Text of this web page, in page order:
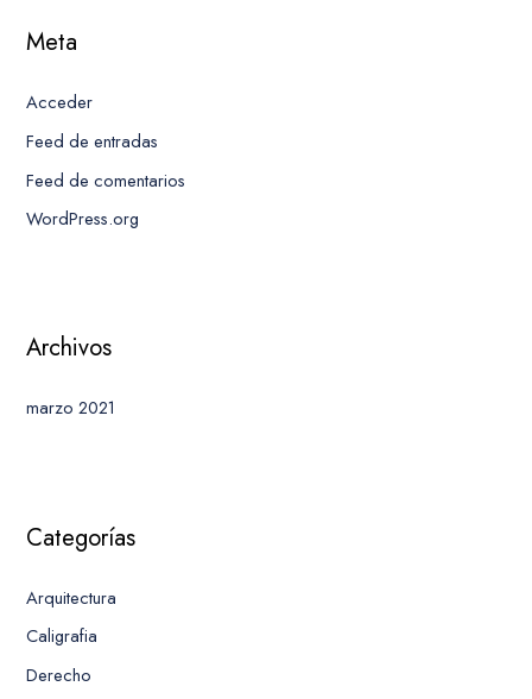
Meta
Acceder
Feed de entradas
Feed de comentarios
WordPress.org
Archivos
marzo 2021
Categorías
Arquitectura
Caligrafia
Derecho